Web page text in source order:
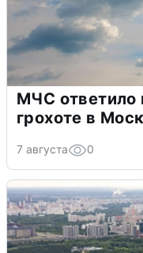
МЧС ответило
грохоте в
7 августа 0